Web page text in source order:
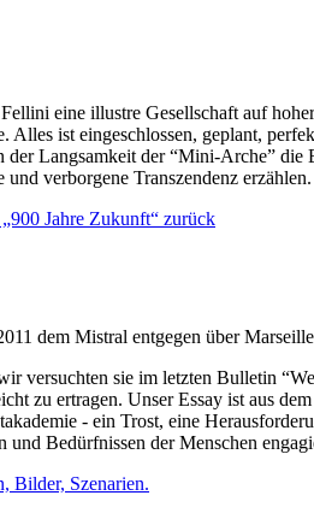
eine illustre Gesellschaft auf
ist eingeschlossen, geplant,
Langsamkeit der “Mini-Arche”
verborgene Transzendenz erzählen.
Jahre Zukunft“ zurück
dem Mistral entgegen über
versuchten sie im letzten Bulletin
zu ertragen. Unser Essay ist aus
- ein Trost, eine
Bedürfnissen der Menschen
Bilder, Szenarien.